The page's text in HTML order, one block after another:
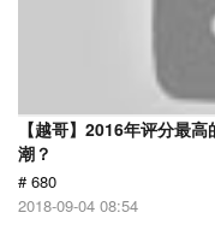
【越哥】2016年评分最
潮？
# 680
2018-09-04 08:54